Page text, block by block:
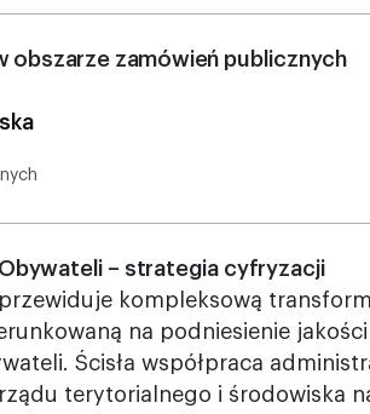
obszarze zamówień publicznych
– strategia cyfryzacji
kompleksową
na podniesienie
Ścisła współpraca
terytorialnego i środowiska